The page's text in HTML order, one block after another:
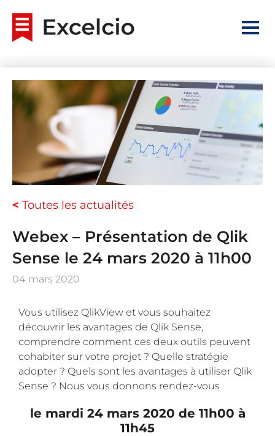
< Toutes les actualités
Webex – Présentation de Qlik
Sense le 24 mars 2020 à 11h00
04 mars 2020
Vous utilisez QlikView et vous souhaitez
découvrir les avantages de Qlik Sense,
comprendre comment ces deux outils peuvent
cohabiter sur votre projet ? Quelle stratégie
adopter ? Quels sont les avantages à utiliser Qlik
Sense ? Nous vous donnons rendez-vous
le mardi 24 mars 2020 de 11h00 à
11h45